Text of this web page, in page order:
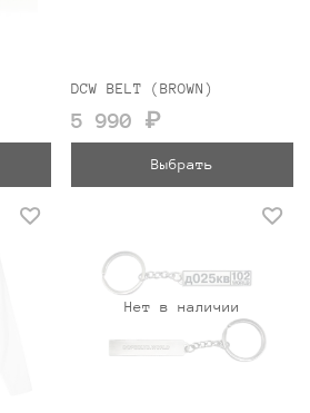
DCW BELT (BROWN)
5 990 ₽
Выбрать
Нет в наличии